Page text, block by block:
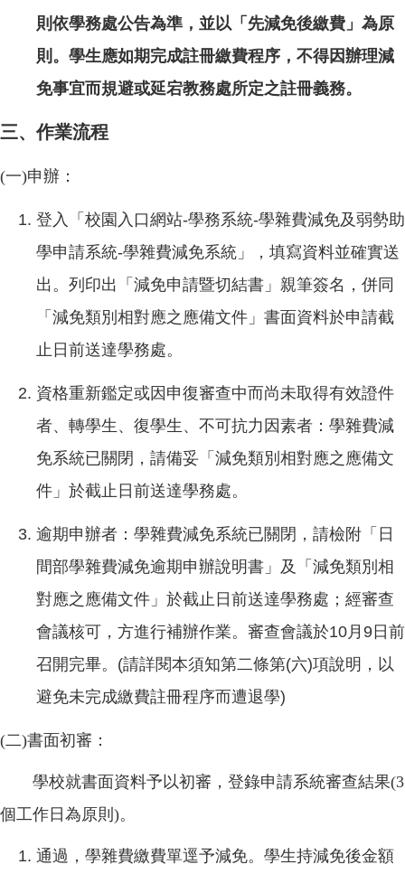
則依學務處公告為準，並以「先減免後繳費」為原
則。學生應如期完成註冊繳費程序，不得因辦理減
免事宜而規避或延宕教務處所定之註冊義務。
三、作業流程
(一)申辦：
登入「校園入口網站-學務系統-學雜費減免及弱勢助
學申請系統-學雜費減免系統」，填寫資料並確實送
出。列印出「減免申請暨切結書」親筆簽名，併同
「減免類別相對應之應備文件」書面資料於申請截
止日前送達學務處。
資格重新鑑定或因申復審查中而尚未取得有效證件
者、轉學生、復學生、不可抗力因素者：學雜費減
免系統已關閉，請備妥「減免類別相對應之應備文
件」於截止日前送達學務處。
逾期申辦者：學雜費減免系統已關閉，請檢附「日
間部學雜費減免逾期申辦說明書」及「減免類別相
對應之應備文件」於截止日前送達學務處；經審查
會議核可，方進行補辦作業。審查會議於10月9日前
召開完畢。(請詳閱本須知第二條第(六)項說明，以
避免未完成繳費註冊程序而遭退學)
(二)書面初審：
學校就書面資料予以初審，登錄申請系統審查結果(3
個工作日為原則)。
通過，學雜費繳費單逕予減免。學生持減免後金額